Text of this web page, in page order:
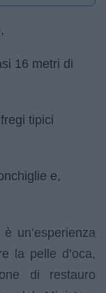
16 metri di
tipici
e,
un’esperienza
la pelle d’oca,
di restauro